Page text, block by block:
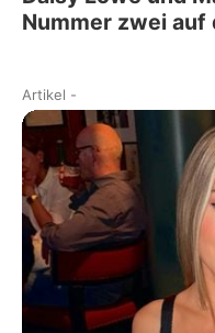
Nummer zwei auf
Artikel -